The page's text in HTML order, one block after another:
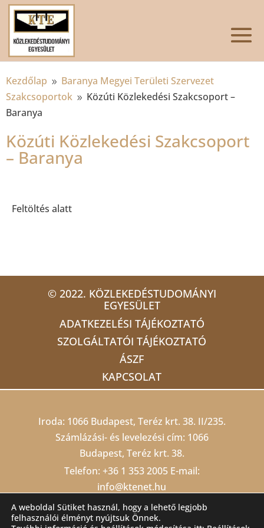
Kezdőlap 9 Baranya Megyei Területi Szervezet
Szakcsoportok 9 Közúti Közlekedési Szakcsoport –
Baranya
Közúti Közlekedési Szakcsoport
– Baranya
Feltöltés alatt
© 2022. KÖZLEKEDÉSTUDOMÁNYI
EGYESÜLET
ADATKEZELÉSI TÁJÉKOZTATÓ
SZOLGÁLTATÓI TÁJÉKOZTATÓ
ÁSZF
KAPCSOLAT
Iroda: 1066 Budapest, Teréz krt. 38. II/235.
Számlázási- és levelezési cím: 1066
Budapest, Teréz krt. 38.
Telefon: +36 1 353 2005 E-mail:
info@ktenet.hu
Adószám: 19815709-2-42 Cégjegyzékszám:
01 02 000403Számlaszám: 10200823-
A weboldal Sütiket használ, hogy a lehető legjobb
felhasználói élményt nyújtsuk Önnek.